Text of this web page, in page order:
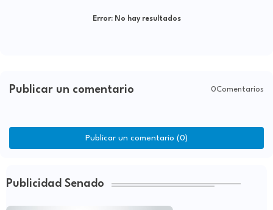
Error:No hay resultados
Publicar un comentario 0Comentarios
Publicar un comentario (0)
Publicidad Senado